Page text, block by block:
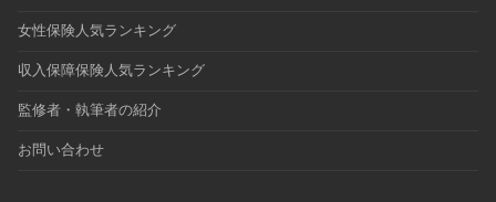
女性保険人気ランキング
収入保障保険人気ランキング
監修者・執筆者の紹介
お問い合わせ